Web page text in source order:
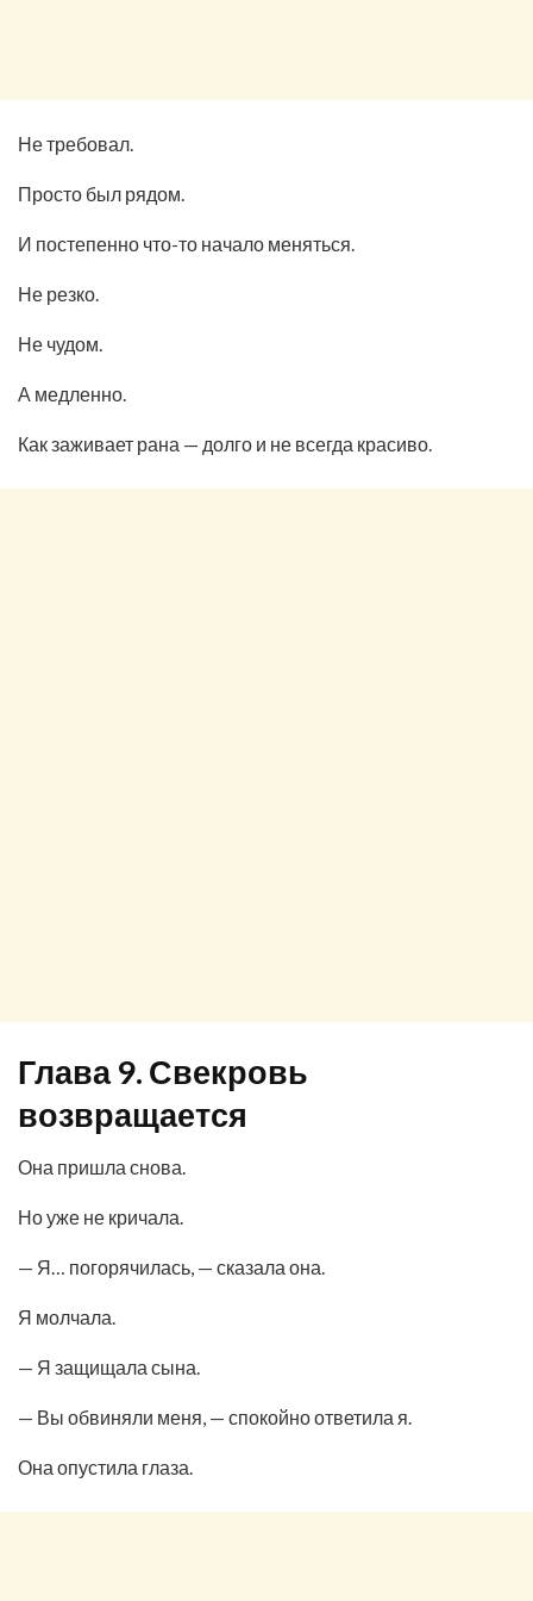
Не требовал.
Просто был рядом.
И постепенно что-то начало меняться.
Не резко.
Не чудом.
А медленно.
Как заживает рана — долго и не всегда красиво.
Глава 9. Свекровь
возвращается
Она пришла снова.
Но уже не кричала.
— Я… погорячилась, — сказала она.
Я молчала.
— Я защищала сына.
— Вы обвиняли меня, — спокойно ответила я.
Она опустила глаза.